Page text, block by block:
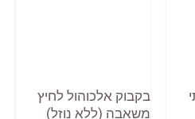
בקבוק אלכוהול לחיץ
משאבה (ללא נוזל)